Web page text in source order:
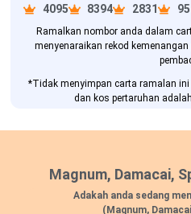
4095 8394 2831
Ramalkan nombor anda dalam
menyenaraikan rekod
*Tidak menyimpan carta ramalan
dan kos pertaruhan
Magnum, Damacai,
Adakah anda sedang
(Magnum,